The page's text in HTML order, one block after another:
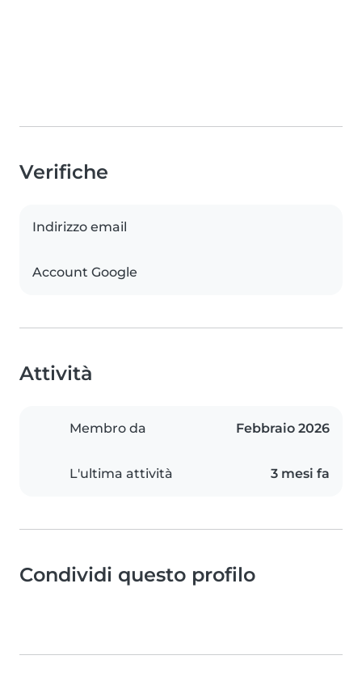
Verifiche
Indirizzo email
Account Google
Attività
Membro da Febbraio 2026
L'ultima attività 3 mesi fa
Condividi questo profilo